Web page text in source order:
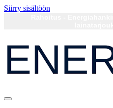
Siirry sisältöön